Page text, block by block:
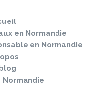
en Normandie
en Normandie
Normandie